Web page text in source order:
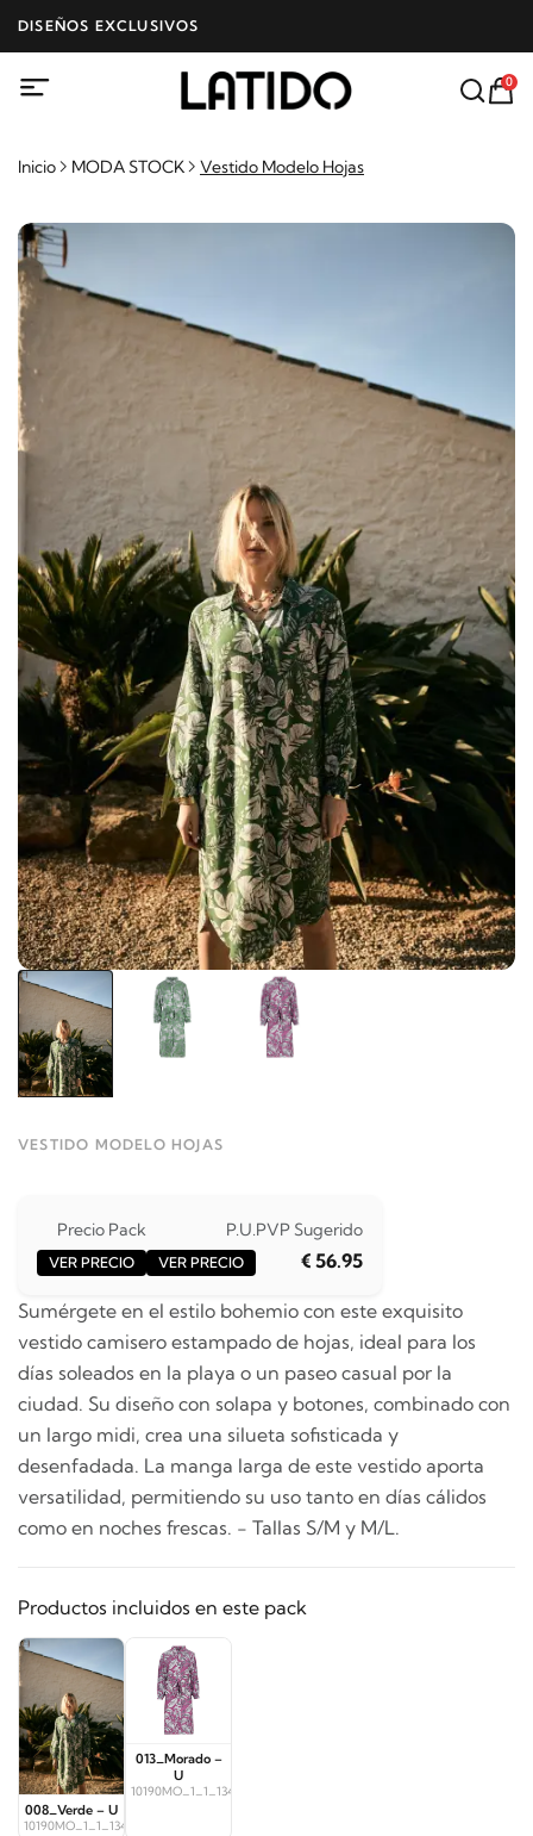
DISEÑOS EXCLUSIVOS
0
Inicio MODA STOCK Vestido Modelo Hojas
VESTIDO MODELO HOJAS
Precio Pack
VER PRECIO
P.U.
VER PRECIO
PVP Sugerido
€ 56.95
Sumérgete en el estilo bohemio con este exquisito
vestido camisero estampado de hojas, ideal para los
días soleados en la playa o un paseo casual por la
ciudad. Su diseño con solapa y botones, combinado con
un largo midi, crea una silueta sofisticada y
desenfadada. La manga larga de este vestido aporta
versatilidad, permitiendo su uso tanto en días cálidos
como en noches frescas. - Tallas S/M y M/L.
Productos incluidos en este pack
008_Verde – U
10190MO_1_1_13470
013_Morado –
U
10190MO_1_1_13472